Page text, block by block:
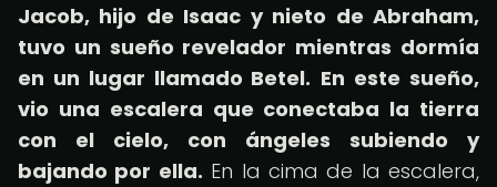
Jacob, hijo de Isaac y nieto de Abraham,
tuvo un sueño revelador mientras dormía
en un lugar llamado Betel. En este sueño,
vio una escalera que conectaba la tierra
con el cielo, con ángeles subiendo y
bajando por ella. En la cima de la escalera,